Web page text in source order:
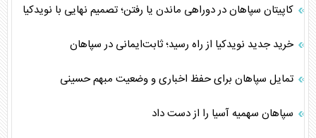
کاپیتان سپاهان در دوراهی ماندن یا رفتن؛ تصمیم نهایی با نویدکیا
خرید جدید نویدکیا از راه رسید؛ ثابت‌ایمانی در سپاهان
تمایل سپاهان برای حفظ اخباری و وضعیت مبهم حسینی
سپاهان سهمیه آسیا را از دست داد